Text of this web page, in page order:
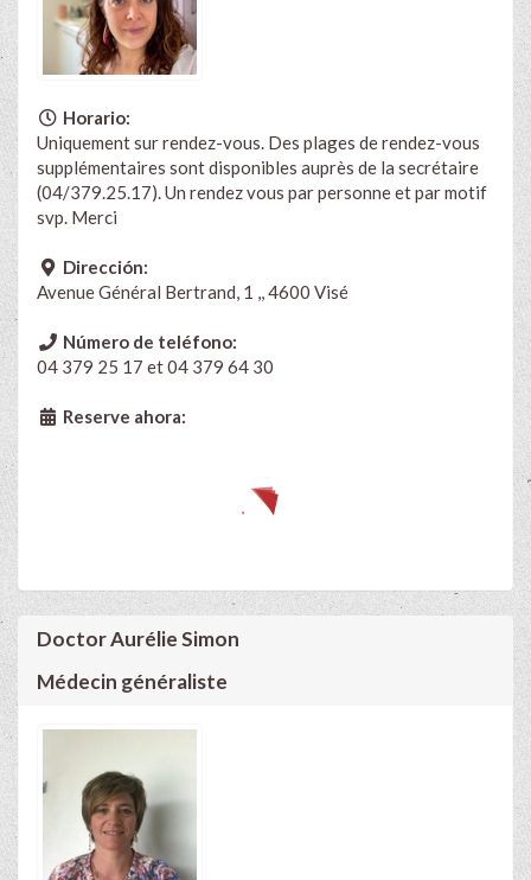
Horario:
Uniquement sur rendez-vous. Des plages de rendez-vous
supplémentaires sont disponibles auprès de la secrétaire
(04/379.25.17). Un rendez vous par personne et par motif
svp. Merci
Dirección:
Avenue Général Bertrand, 1 ,, 4600 Visé
Número de teléfono:
04 379 25 17 et 04 379 64 30
Reserve ahora:
Doctor Aurélie Simon
Médecin généraliste